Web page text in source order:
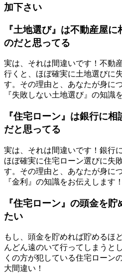
加下さい
『土地選び』は不動産屋に
のだと思ってる
実は、それは間違いです！不動
行くと、ほぼ確実に土地選びに
す。その理由と、あなたが身に
『失敗しない土地選び』の知識
『住宅ローン』は銀行に
だと思ってる
実は、それは間違いです！銀行
ほぼ確実に住宅ローン選びに失
す。その理由と、あなたが身に
『金利』の知識をお伝えします！
『住宅ローン』の頭金を貯
たい
もし、頭金を貯めれば貯めるほ
んどん遠のいて行ってしまうと
くの方が犯している住宅ローン
大間違い！